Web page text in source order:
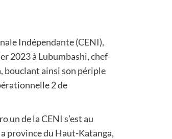
Indépendante (CENI),
2023 à Lubumbashi, chef-
bouclant ainsi son périple
2 de
un de la CENI s’est au
province du Haut-Katanga,